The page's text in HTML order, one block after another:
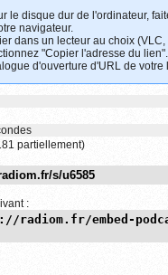
le disque dur de l'ordinateur,
navigateur.
dans un lecteur au choix
"Copier l'adresse du
d'ouverture d'URL de votre
partiellement)
: